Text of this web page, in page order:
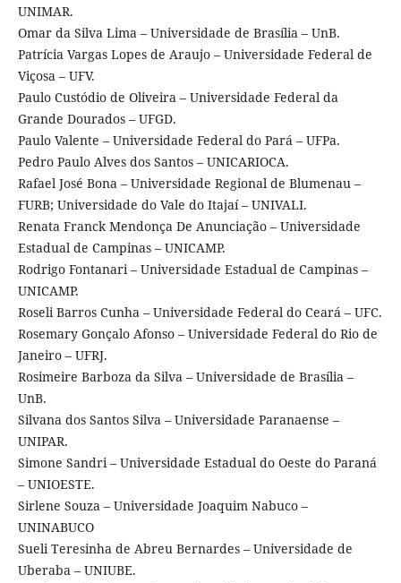
UNIMAR.
Omar da Silva Lima – Universidade de Brasília – UnB.
Patrícia Vargas Lopes de Araujo – Universidade Federal de
Viçosa – UFV.
Paulo Custódio de Oliveira – Universidade Federal da
Grande Dourados – UFGD.
Paulo Valente – Universidade Federal do Pará – UFPa.
Pedro Paulo Alves dos Santos – UNICARIOCA.
Rafael José Bona – Universidade Regional de Blumenau –
FURB; Universidade do Vale do Itajaí – UNIVALI.
Renata Franck Mendonça De Anunciação – Universidade
Estadual de Campinas – UNICAMP.
Rodrigo Fontanari – Universidade Estadual de Campinas –
UNICAMP.
Roseli Barros Cunha – Universidade Federal do Ceará – UFC.
Rosemary Gonçalo Afonso – Universidade Federal do Rio de
Janeiro – UFRJ.
Rosimeire Barboza da Silva – Universidade de Brasília –
UnB.
Silvana dos Santos Silva – Universidade Paranaense –
UNIPAR.
Simone Sandri – Universidade Estadual do Oeste do Paraná
– UNIOESTE.
Sirlene Souza – Universidade Joaquim Nabuco –
UNINABUCO
Sueli Teresinha de Abreu Bernardes – Universidade de
Uberaba – UNIUBE.